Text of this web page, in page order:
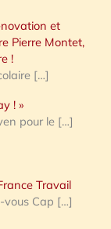
et
Pierre Montet,
!
[…]
! »
pour le […]
Travail
vous Cap […]